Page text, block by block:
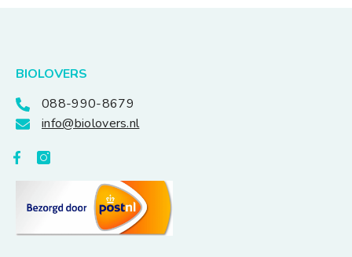
BIOLOVERS
088-990-8679
info@biolovers.nl